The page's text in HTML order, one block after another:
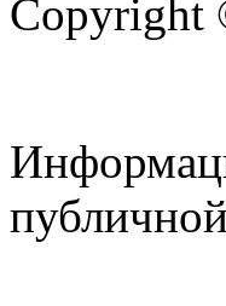
Copyright